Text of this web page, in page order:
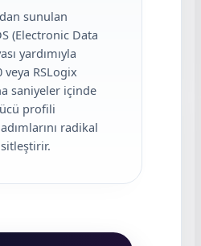
sunulan
(Electronic Data
yardımıyla
RSLogix
saniyeler içinde
profili
radikal